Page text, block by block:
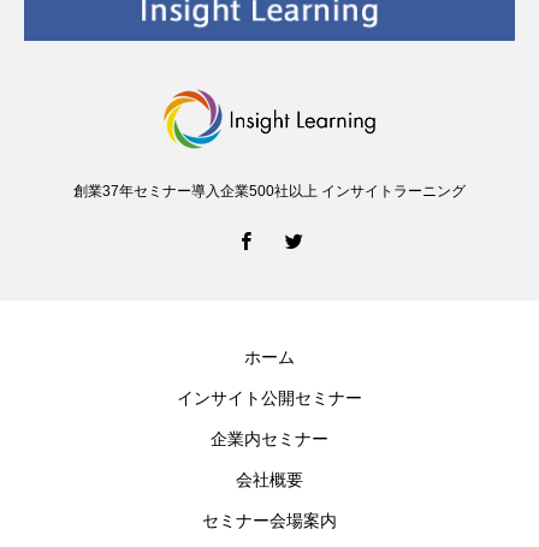
創業37年セミナー導入企業500社以上 インサイトラーニング
ホーム
インサイト公開セミナー
企業内セミナー
会社概要
セミナー会場案内